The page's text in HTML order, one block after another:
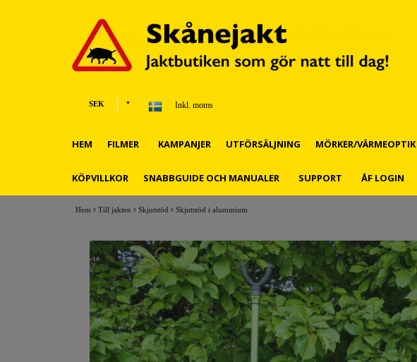
Hem Till jakten Skjutstöd Skjutstöd i aluminium
SEK Inkl. moms
HEM FILMER KAMPANJER UTFÖRSÄLJNING MÖRKER/VÄRMEOPTIK
KÖPVILLKOR SNABBGUIDE OCH MANUALER SUPPORT ÅF LOGIN